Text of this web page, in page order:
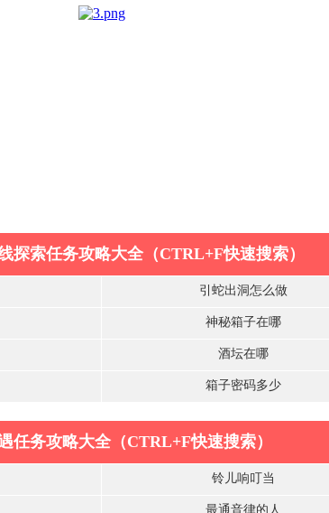
探索任务攻略大全（CTRL+F快速搜索）
引蛇出洞怎么做
神秘箱子在哪
酒坛在哪
箱子密码多少
任务攻略大全（CTRL+F快速搜索）
铃儿响叮当
最通音律的人